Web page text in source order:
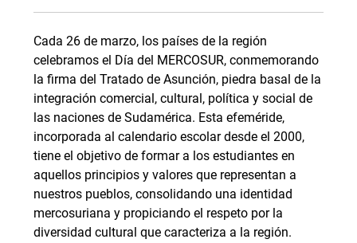
Cada 26 de marzo, los países de la región
celebramos el Día del MERCOSUR, conmemorando
la firma del Tratado de Asunción, piedra basal de la
integración comercial, cultural, política y social de
las naciones de Sudamérica. Esta efeméride,
incorporada al calendario escolar desde el 2000,
tiene el objetivo de formar a los estudiantes en
aquellos principios y valores que representan a
nuestros pueblos, consolidando una identidad
mercosuriana y propiciando el respeto por la
diversidad cultural que caracteriza a la región.